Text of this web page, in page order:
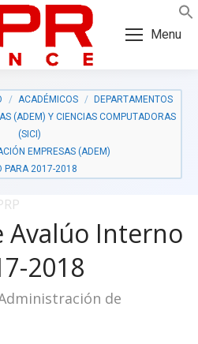
Menu
ACADÉMICOS
DEPARTAMENTOS
(ADEM) Y CIENCIAS COMPUTADORAS
(SICI)
EMPRESAS (ADEM)
PARA 2017-2018
Avalúo Interno
2018
de